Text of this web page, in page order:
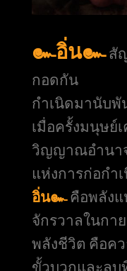
๛อิ่น๛สั
กอดกัน
กำเนิดมานับ
เมื่อครั้งมนุษย์
วิญญาณอำนา
แห่งการก่อกำ
อิ่น๛คือพลังแ
จักรวาลในกา
พลังชีวิต คือค
ขั้วบวกและลบ